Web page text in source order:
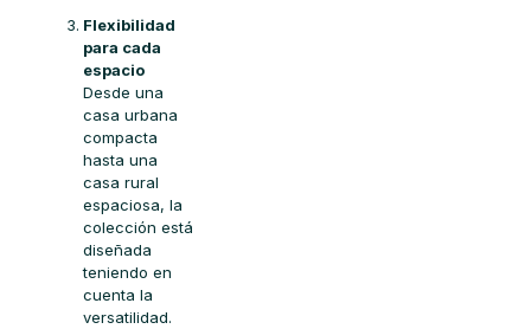
Flexibilidad
para cada
espacio
Desde una
casa urbana
compacta
hasta una
casa rural
espaciosa, la
colección está
diseñada
teniendo en
cuenta la
versatilidad.